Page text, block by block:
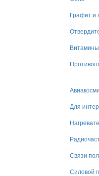
Графит и
Витамины
Для
Связи
Силовой